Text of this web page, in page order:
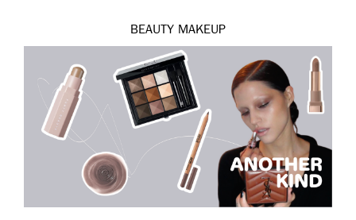
BEAUTY MAKEUP